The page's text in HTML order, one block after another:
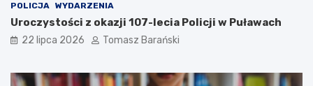
a
n
n
a
ł
u
ż
d
POLICJA WYDARZENIA
Uroczystości z okazji 107-lecia Policji w Puławach
22 lipca 2026 Tomasz Barański